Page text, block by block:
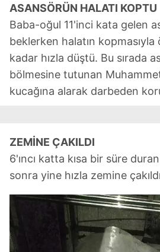
ASANSÖRÜN HALATI KOPTU
Baba-oğul 11'inci kata gelen
beklerken halatın kopmasıyla
kadar hızla düştü. Bu sırada
bölmesine tutunan
kucağına alarak darbeden
ZEMİNE ÇAKILDI
6'ıncı katta kısa bir süre
sonra yine hızla zemine